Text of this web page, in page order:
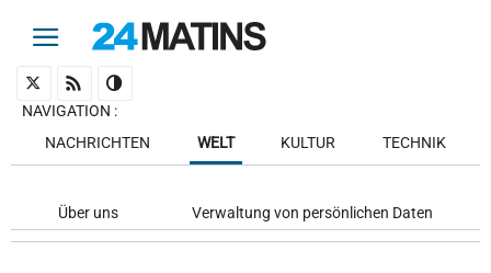
NAVIGATION :
NACHRICHTEN
WELT KULTUR TECHNIK
Über uns Verwaltung von persönlichen Daten